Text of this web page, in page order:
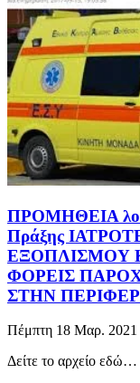
ΠΡΟΜΗΘΕΙΑ
Πράξης
ΕΞΟΠΛΙΣΜΟΥ
ΦΟΡΕΙΣ
ΣΤΗΝ
Πέμπτη 18 Μαρ. 2021
Δείτε το αρχείο εδώ…